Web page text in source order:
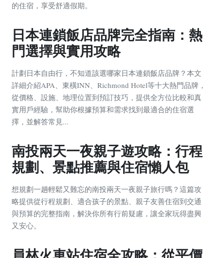
的住宿，享受舒適假期。
日本連鎖飯店品牌完全指南：熱
門選擇與實用攻略
計劃日本自由行，不知道該選哪家日本連鎖飯店品牌？本文
詳細介紹APA、東橫INN、Richmond Hotel等十大熱門品牌，
從價格、設施、地理位置到預訂技巧，提供全方位比較和真
實用戶經驗，幫助你根據預算和需求找到最適合的住宿選
擇，並解答常見...
南投兩天一夜親子遊攻略：行程
規劃、景點推薦與住宿懶人包
想規劃一趟輕鬆又難忘的南投兩天一夜親子旅行嗎？這篇攻
略提供從行程規劃、適合孩子的景點、親子友善住宿到交通
與預算的完整指南，解決你所有行前疑慮，讓全家玩得盡興
又安心。